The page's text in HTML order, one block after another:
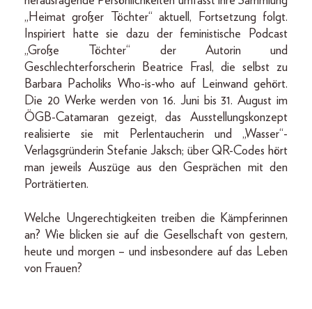
„Heimat großer Töchter“ aktuell, Fortsetzung folgt.
Inspiriert hatte sie dazu der feministische Podcast
„Große Töchter“ der Autorin und
Geschlechterforscherin Beatrice Frasl, die selbst zu
Barbara Pacholiks Who-is-who auf Leinwand gehört.
Die 20 Werke werden von 16. Juni bis 31. August im
ÖGB-Catamaran gezeigt, das Ausstellungskonzept
realisierte sie mit Perlentaucherin und „Wasser“-
Verlagsgründerin Stefanie Jaksch; über QR-Codes hört
man jeweils Auszüge aus den Gesprächen mit den
Porträtierten.
Welche Ungerechtigkeiten treiben die Kämpferinnen
an? Wie blicken sie auf die Gesellschaft von gestern,
heute und morgen – und insbesondere auf das Leben
von Frauen?